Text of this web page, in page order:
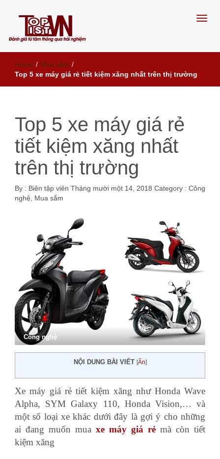
Đánh giá từ tâm, thông qua trải
nghiệm
Home / Mua sắm /
Top 5 xe máy giá rẻ tiết kiệm xăng nhất trên thị trường
Top 5 xe máy giá rẻ
tiết kiệm xăng nhất
trên thị trường
By : Biên tập viên Tháng mười một 14, 2018 Category : Công
nghệ
Mua sắm
Công nghệ
NỘI DUNG BÀI VIẾT [Ẩn]
Xe máy giá rẻ tiết kiệm xăng như Honda Wave
Alpha, SYM Galaxy 110, Honda Vision,… và
một số loại xe khác dưới đây là gợi ý cho những
ai đang muốn mua xe máy giá rẻ mà còn tiết
kiệm xăng